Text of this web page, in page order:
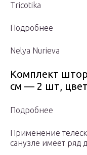
Tricotika
Подробнее
Nelya Nurieva
Комплект штор
см — 2 шт,
Подробнее
Применение
санузле имеет ряд